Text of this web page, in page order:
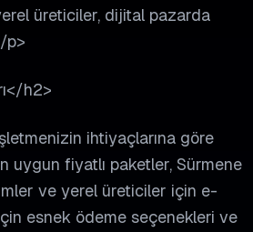
üreticiler, dijital pazarda
p>
h2>
ihtiyaçlarına göre
uygun fiyatlı paketler, Sürmene
ve yerel üreticiler için e-
esnek ödeme seçenekleri ve